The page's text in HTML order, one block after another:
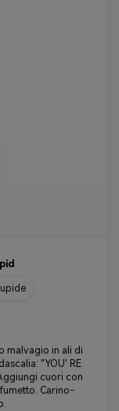
malvagio in ali di
"YOU' RE
cuori con
Carino-